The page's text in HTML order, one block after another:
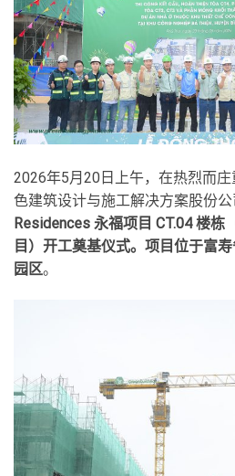
2026年5月20日上午，在热烈而庄
色建筑设计与施工解决方案股份
Residences 永福项目 CT.04 楼栋
目）开工奠基仪式。项目位于富
园区。